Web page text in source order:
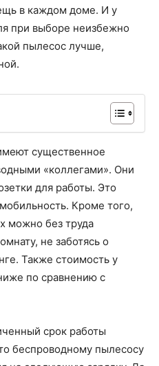
в каждом доме. И у
при выборе неизбежно
пылесос лучше,
существенное
«коллегами». Они
для работы. Это
Кроме того,
можно без труда
не заботясь о
Также стоимость у
по сравнению с
срок работы
беспроводному пылесосу